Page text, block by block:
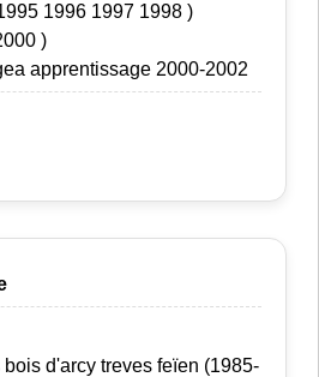
1996 1997 1998 )
)
apprentissage 2000-2002
d'arcy treves feïen (1985-